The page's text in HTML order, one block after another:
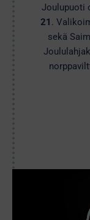
Joulupuoti
21 .
sekä